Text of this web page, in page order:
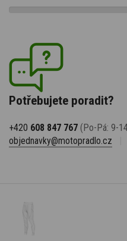
Potřebujete poradit?
+420 608 847 767 (Po-Pá: 9-
objednavky@motopradlo.cz